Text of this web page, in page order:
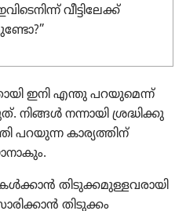
വീട്ടി​ലേക്ക്‌
ഇനി എന്തു പറയു​മെന്ന്‌
നന്നായി ശ്രദ്ധി​ക്കു​
പറയുന്ന കാര്യ​ത്തിന്‌
തിടു​ക്ക​മു​ള്ള​വ​രാ​യി​
തിടുക്കം